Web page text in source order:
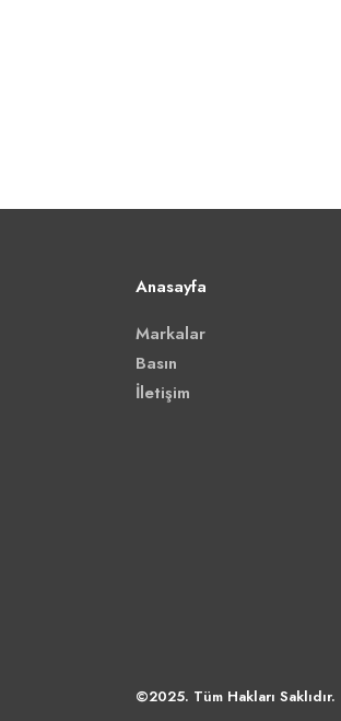
Anasayfa
Markalar
Basın
İletişim
©2025. Tüm Hakları Saklıdır.